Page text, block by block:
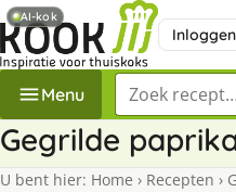
Inloggen
Menu Zoek een recept
Gegrilde
U bent hier: Home › Recepten ›
AI-kok